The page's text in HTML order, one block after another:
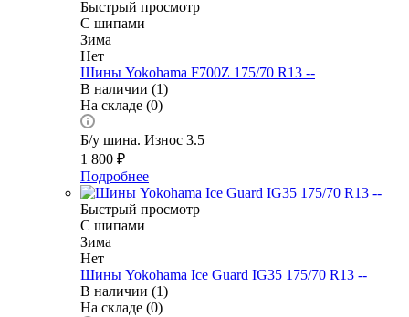
Быстрый просмотр
С шипами
Зима
Нет
Шины Yokohama F700Z 175/70 R13 --
В наличии (1)
На складе (0)
Б/у шина. Износ 3.5
1 800 ₽
Подробнее
Быстрый просмотр
С шипами
Зима
Нет
Шины Yokohama Ice Guard IG35 175/70 R13 --
В наличии (1)
На складе (0)